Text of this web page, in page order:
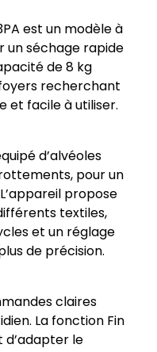
est un modèle à
un séchage rapide
de 8 kg
recherchant
et facile à utiliser.
d’alvéoles
pour un
propose
textiles,
et un réglage
de précision.
claires
La fonction Fin
d’adapter le